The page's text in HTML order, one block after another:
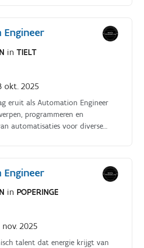
in TIELT
okt. 2025
eruit als Automation Engineer
programmeren en
automatisaties voor diverse
in POPERINGE
2025
talent dat energie krijgt van